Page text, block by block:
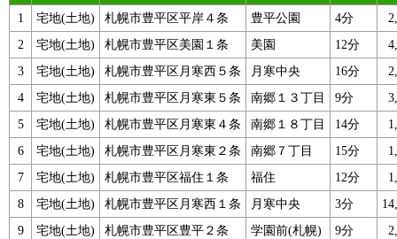
1
宅地(土地) 札幌市豊平区平岸４条 豊平公園 4分
2
宅地(土地) 札幌市豊平区美園１条 美園 12分
3
宅地(土地) 札幌市豊平区月寒西５条 月寒中央 16分
4
宅地(土地) 札幌市豊平区月寒東５条 南郷１３丁目 9分
5
宅地(土地) 札幌市豊平区月寒東４条 南郷１８丁目 14分
6
宅地(土地) 札幌市豊平区月寒東２条 南郷７丁目 15分
7
宅地(土地) 札幌市豊平区福住１条 福住 12分
8
宅地(土地) 札幌市豊平区月寒西１条 月寒中央 3分
9
宅地(土地) 札幌市豊平区豊平２条 学園前(札幌) 9分